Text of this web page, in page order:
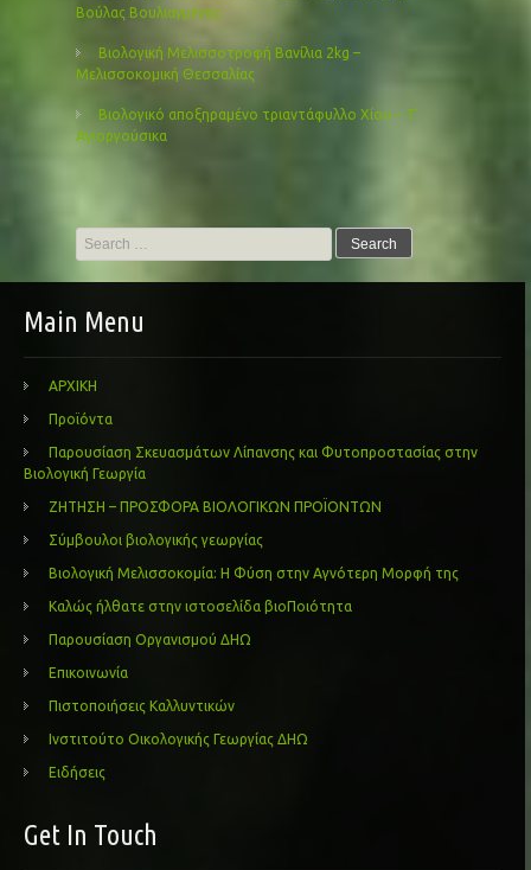
Βούλας Βουλιαγμένης
Βιολογική Μελισσοτροφή Βανίλια 2kg –
Μελισσοκομική Θεσσαλίας
Βιολογικό αποξηραμένο τριαντάφυλλο Χίου – Τ’
Αγιοργούσικα
Search
for:
Main Menu
ΑΡΧΙΚΗ
Προϊόντα
Παρουσίαση Σκευασμάτων Λίπανσης και Φυτοπροστασίας στην
Βιολογική Γεωργία
ΖΗΤΗΣΗ – ΠΡΟΣΦΟΡΑ ΒΙΟΛΟΓΙΚΩΝ ΠΡΟΪΟΝΤΩΝ
Σύμβουλοι βιολογικής γεωργίας
Βιολογική Μελισσοκομία: Η Φύση στην Αγνότερη Μορφή της
Καλώς ήλθατε στην ιστοσελίδα βιοΠοιότητα
Παρουσίαση Οργανισμού ΔΗΩ
Επικοινωνία
Πιστοποιήσεις Καλλυντικών
Ινστιτούτο Οικολογικής Γεωργίας ΔΗΩ
Ειδήσεις
Get In Touch